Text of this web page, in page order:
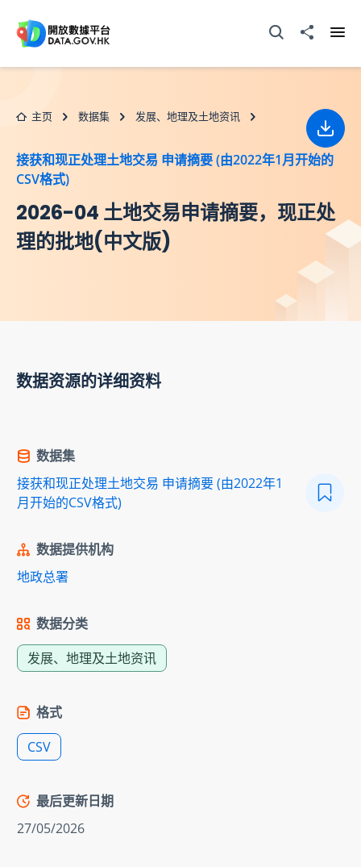
打开搜寻器分享至
主页 数据集 发展、地理及土地资讯
接获和现正处理土地交易 申请摘要 (由2022年1月开始的
CSV格式)
2026-04 土地交易申请摘要，现正处
理的批地(中文版)
下载
数据资源的详细资料
数据集
接获和现正处理土地交易 申请摘要 (由2022年1
月开始的CSV格式)
数据提供机构
地政总署
数据分类
发展、地理及土地资讯
格式
CSV
最后更新日期
27/05/2026